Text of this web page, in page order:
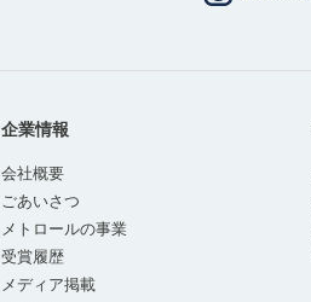
企業情報
会社概要
ごあいさつ
メトロールの事業
受賞履歴
メディア掲載